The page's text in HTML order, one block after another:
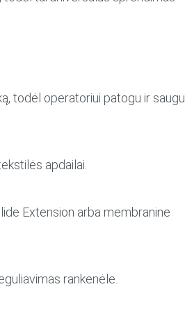
todėl operatoriui patogu ir saugu
apdailai.
Extension arba membranine
rankenėle.